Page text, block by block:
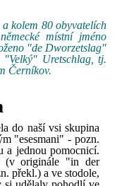
a kolem 80 obyvatelích
místní jméno
"de Dworzetslag"
"Velký" Uretschlag, tj.
Černíkov.
do naší vsi skupina
"esesmani" - pozn.
a jednou pomocnicí.
(v originále "in der
překl.) a ve stodole,